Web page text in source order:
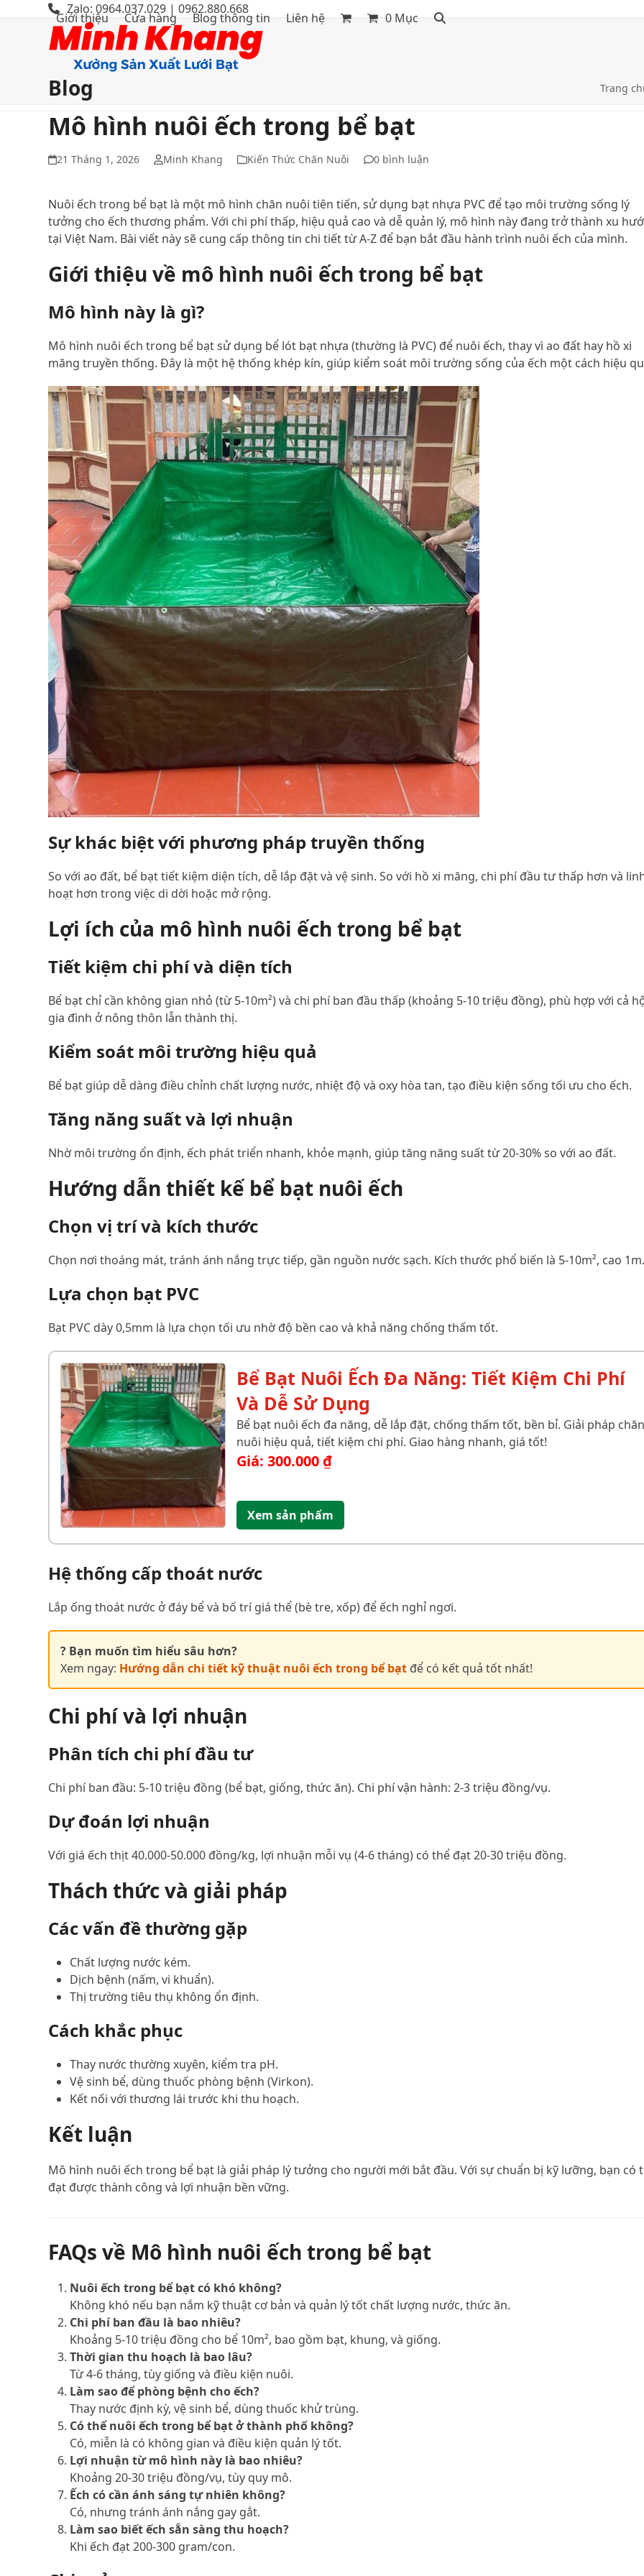
Zalo: 0964.037.029 | 0962.880.668
Giới thiệu Cửa hàng Blog thông tin Liên hệ 0 Mục
Blog Trang
Mô hình nuôi ếch trong bể bạt
21 Tháng 1, 2026 Minh Khang Kiến Thức Chăn Nuôi 0 bình luận
Nuôi ếch trong bể bạt là một mô hình chăn nuôi tiên tiến, sử dụng bạt nhựa PVC để tạo môi trường sống lý
tưởng cho ếch thương phẩm. Với chi phí thấp, hiệu quả cao và dễ quản lý, mô hình này đang trở thành xu
tại Việt Nam. Bài viết này sẽ cung cấp thông tin chi tiết từ A-Z để bạn bắt đầu hành trình nuôi ếch của mình.
Giới thiệu về mô hình nuôi ếch trong bể bạt
Mô hình này là gì?
Mô hình nuôi ếch trong bể bạt sử dụng bể lót bạt nhựa (thường là PVC) để nuôi ếch, thay vì ao đất hay hồ xi
măng truyền thống. Đây là một hệ thống khép kín, giúp kiểm soát môi trường sống của ếch một cách hiệu
Sự khác biệt với phương pháp truyền thống
So với ao đất, bể bạt tiết kiệm diện tích, dễ lắp đặt và vệ sinh. So với hồ xi măng, chi phí đầu tư thấp hơn và
hoạt hơn trong việc di dời hoặc mở rộng.
Lợi ích của mô hình nuôi ếch trong bể bạt
Tiết kiệm chi phí và diện tích
Bể bạt chỉ cần không gian nhỏ (từ 5-10m²) và chi phí ban đầu thấp (khoảng 5-10 triệu đồng), phù hợp với cả
gia đình ở nông thôn lẫn thành thị.
Kiểm soát môi trường hiệu quả
Bể bạt giúp dễ dàng điều chỉnh chất lượng nước, nhiệt độ và oxy hòa tan, tạo điều kiện sống tối ưu cho ếch.
Tăng năng suất và lợi nhuận
Nhờ môi trường ổn định, ếch phát triển nhanh, khỏe mạnh, giúp tăng năng suất từ 20-30% so với ao đất.
Hướng dẫn thiết kế bể bạt nuôi ếch
Chọn vị trí và kích thước
Chọn nơi thoáng mát, tránh ánh nắng trực tiếp, gần nguồn nước sạch. Kích thước phổ biến là 5-10m², cao
Lựa chọn bạt PVC
Bạt PVC dày 0,5mm là lựa chọn tối ưu nhờ độ bền cao và khả năng chống thấm tốt.
Bể Bạt Nuôi Ếch Đa Năng: Tiết Kiệm Chi Phí
Và Dễ Sử Dụng
Bể bạt nuôi ếch đa năng, dễ lắp đặt, chống thấm tốt, bền bỉ. Giải pháp chăn
nuôi hiệu quả, tiết kiệm chi phí. Giao hàng nhanh, giá tốt!
Giá: 300.000 ₫
Xem sản phẩm
Hệ thống cấp thoát nước
Lắp ống thoát nước ở đáy bể và bố trí giá thể (bè tre, xốp) để ếch nghỉ ngơi.
? Bạn muốn tìm hiểu sâu hơn?
Xem ngay: Hướng dẫn chi tiết kỹ thuật nuôi ếch trong bể bạt để có kết quả tốt nhất!
Chi phí và lợi nhuận
Phân tích chi phí đầu tư
Chi phí ban đầu: 5-10 triệu đồng (bể bạt, giống, thức ăn). Chi phí vận hành: 2-3 triệu đồng/vụ.
Dự đoán lợi nhuận
Với giá ếch thịt 40.000-50.000 đồng/kg, lợi nhuận mỗi vụ (4-6 tháng) có thể đạt 20-30 triệu đồng.
Thách thức và giải pháp
Các vấn đề thường gặp
Chất lượng nước kém.
Dịch bệnh (nấm, vi khuẩn).
Thị trường tiêu thụ không ổn định.
Cách khắc phục
Thay nước thường xuyên, kiểm tra pH.
Vệ sinh bể, dùng thuốc phòng bệnh (Virkon).
Kết nối với thương lái trước khi thu hoạch.
Kết luận
Mô hình nuôi ếch trong bể bạt là giải pháp lý tưởng cho người mới bắt đầu. Với sự chuẩn bị kỹ lưỡng, bạn có
đạt được thành công và lợi nhuận bền vững.
FAQs về Mô hình nuôi ếch trong bể bạt
Nuôi ếch trong bể bạt có khó không?
Không khó nếu bạn nắm kỹ thuật cơ bản và quản lý tốt chất lượng nước, thức ăn.
Chi phí ban đầu là bao nhiêu?
Khoảng 5-10 triệu đồng cho bể 10m², bao gồm bạt, khung, và giống.
Thời gian thu hoạch là bao lâu?
Từ 4-6 tháng, tùy giống và điều kiện nuôi.
Làm sao để phòng bệnh cho ếch?
Thay nước định kỳ, vệ sinh bể, dùng thuốc khử trùng.
Có thể nuôi ếch trong bể bạt ở thành phố không?
Có, miễn là có không gian và điều kiện quản lý tốt.
Lợi nhuận từ mô hình này là bao nhiêu?
Khoảng 20-30 triệu đồng/vụ, tùy quy mô.
Ếch có cần ánh sáng tự nhiên không?
Có, nhưng tránh ánh nắng gay gắt.
Làm sao biết ếch sẵn sàng thu hoạch?
Khi ếch đạt 200-300 gram/con.